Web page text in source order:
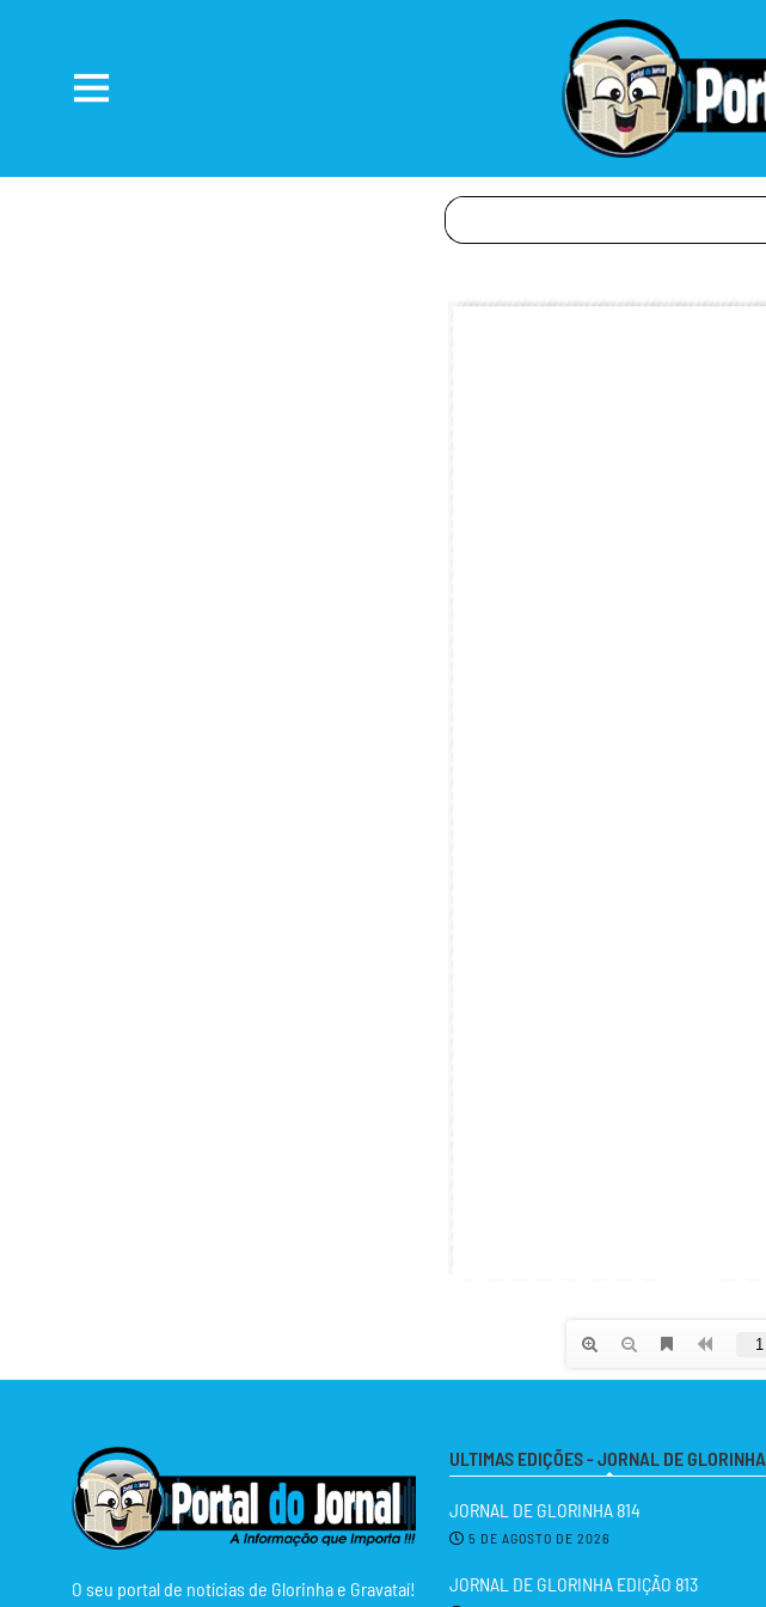
O seu portal de notícias de Glorinha e Gravataí!
ULTIMAS EDIÇÕES - JORNAL DE GLORINHA
JORNAL DE GLORINHA 814
5 DE AGOSTO DE 2026
JORNAL DE GLORINHA EDIÇÃO 813